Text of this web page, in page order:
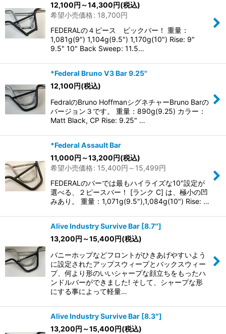
12,100円 ～14,300円(税込)
希望小売価格: 18,700円
FEDERALの４ピース ビックバー！ 重量：
1,081g(9") 1,104g(9.5") 1,170g(10") Rise: 9"
9.5" 10" Back Sweep: 11.5…
*Federal Bruno V3 Bar 9.25"
12,100円(税込)
FedralのBruno HoffmanシグネチャーBruno Barの
バージョン３です。 重量：890g(9.25) カラー：
Matt Black, CP Rise: 9.25" …
*Federal Assault Bar
11,000円 ～13,200円(税込)
希望小売価格: 15,400円 ～15,499円
FEDERALのバーでは最もハイライズな10"設定が
選べる、２ピースバー！ [ランク C] は、極小の凹
みあり。 重量：1,071g(9.5"),1,084g(10") Rise: …
Alive Industry Survive Bar [8.7″]
13,200円 ～15,400円(税込)
バニーホップなどフロントがひきあげやすいよう
に設定されたアップスウィープとバックスウィー
プ、何より形のいいシャープな顔立ちをもったハ
ンドルバーができました! そして、シャープな形
にする事によって軽量…
Alive Industry Survive Bar [8.3″]
13,200円 ～15,400円(税込)